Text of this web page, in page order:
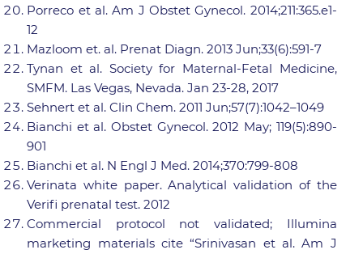
Porreco et al. Am J Obstet Gynecol. 2014;211:365.e1-
12
Mazloom et. al. Prenat Diagn. 2013 Jun;33(6):591-7
Tynan et al. Society for Maternal-Fetal Medicine,
SMFM. Las Vegas, Nevada. Jan 23-28, 2017
Sehnert et al. Clin Chem. 2011 Jun;57(7):1042–1049
Bianchi et al. Obstet Gynecol. 2012 May; 119(5):890-
901
Bianchi et al. N Engl J Med. 2014;370:799-808
Verinata white paper. Analytical validation of the
Verifi prenatal test. 2012
Commercial protocol not validated; Illumina
marketing materials cite “Srinivasan et al. Am J